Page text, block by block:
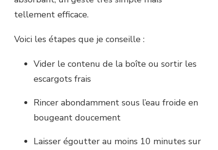
tellement efficace.
Voici les étapes que je conseille :
Vider le contenu de la boîte ou sortir les
escargots frais
Rincer abondamment sous l’eau froide en
bougeant doucement
Laisser égoutter au moins 10 minutes sur